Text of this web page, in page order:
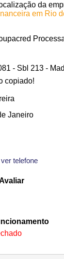
da
em Rio
- Sbl 213 -
copiado!
Janeiro
ver telefone
-18:00